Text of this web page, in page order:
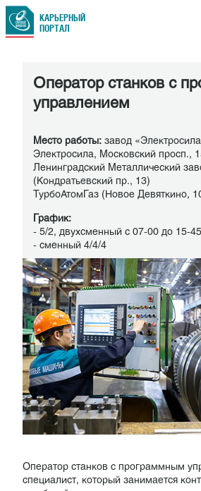
КАРЬЕРНЫЙ
ПОРТАЛ
Оператор станков с
управлением
Место работы: завод
Электросила, Московский просп.,
Ленинградский Металлический
(Кондратьевский пр., 13)
ТурбоАтомГаз (Новое Девяткино,
График:
- 5/2, двухсменный с 07-00 до 15-
- сменный 4/4/4
Оператор станков с программным
специалист, который занимается